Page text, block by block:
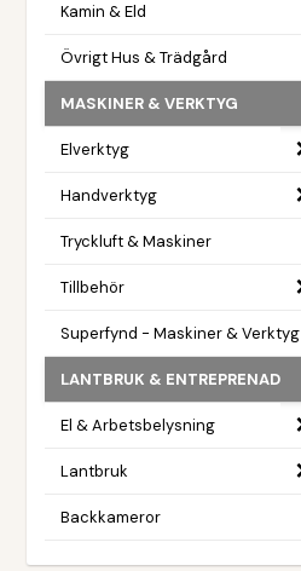
Kamin & Eld
Övrigt Hus & Trädgård
MASKINER & VERKTYG
Elverktyg
Handverktyg
Tryckluft & Maskiner
Tillbehör
Superfynd - Maskiner & Verktyg
LANTBRUK & ENTREPRENAD
El & Arbetsbelysning
Lantbruk
Backkameror